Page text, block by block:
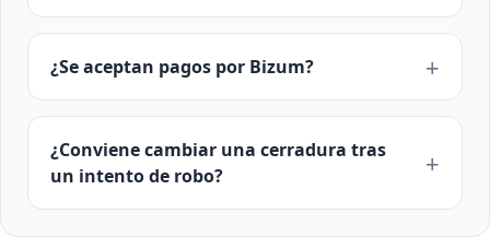
¿Se aceptan pagos por Bizum?
¿Conviene cambiar una cerradura tras
un intento de robo?